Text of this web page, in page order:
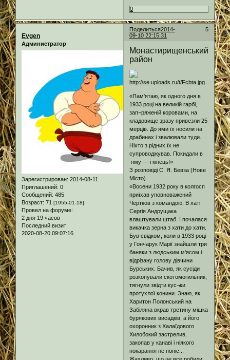
0
Поделиться 5
2014-
09-10 22:15:31
Evgen
Администратор
Зарегистрирован: 2014-08-11
Приглашений: 0
Сообщений: 485
Возраст: 71 [1955-01-18]
Провел на форуме:
2 дня 19 часов
Последний визит:
2020-08-20 09:07:16
Монастирищенський
район
«Пам'ятаю, як одного дня в
1933 році на великій гарбі,
зап¬ряженій коровами, на
кладовище зразу привезли 25
мерців. До ями їх носили на
драбинах і звалювали туди.
Ніхто з рідних їх не
супроводжував. Покидали в
яму — і кінець!»
З розповіді С. Я. Бевза (Нове
Місто).
«Восени 1932 року в колгосп
приїхав уповноважений
Чертков з командою. В хаті
Сергія Андрущака
влаштували штаб. І почалася
викачка зерна з хати до хати.
Був свідком, коли в 1933 році
у Гончарук Марії знайшли три
баняки з людським м'ясом і
відрізану голову дівчини
Бурських. Бачив, як сусіди
розкопували скотомогильник,
тягнули звідти кус¬ки
протухлої конини. Знаю, як
Харитон Полонський на
Забіляна вкрав третину мішка
бурякових висадків, а його
охоронник з Халаїдового
Хилобокий застрелив,
закопав у канаві і ніякого
покарання не поніс...